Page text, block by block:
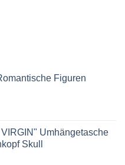
Figuren
Umhängetasche
Skull